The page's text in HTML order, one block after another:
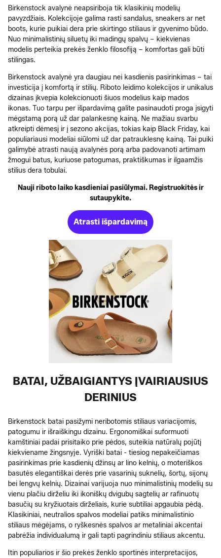
Birkenstock avalynė neapsiriboja tik klasikinių modelių
pavyzdžiais. Kolekcijoje galima rasti sandalus, sneakers ar net
boots, kurie puikiai dera prie skirtingo stiliaus ir gyvenimo būdo.
Nuo minimalistinių siluetų iki madingų spalvų – kiekvienas
modelis perteikia prekės ženklo filosofiją – komfortas gali būti
stilingas.
Birkenstock avalynė yra daugiau nei kasdienis pasirinkimas – tai
investicija į komfortą ir stilių. Riboto leidimo kolekcijos ir unikalus
dizainas įkvepia kolekcionuoti šiuos modelius kaip mados
ikonas. Tuo tarpu per išpardavimą galite pasinaudoti proga įsigyti
mėgstamą porą už dar palankesnę kainą. Ne mažiau svarbu
atkreipti dėmesį ir į sezono akcijas, tokias kaip Black Friday, kai
populiariausi modeliai siūlomi už dar patrauklesnę kainą. Tai puiki
galimybė atrasti naują avalynės porą arba padovanoti artimam
žmogui batus, kuriuose patogumas, praktiškumas ir ilgaamžis
stilius dera tobulai.
Nauji riboto laiko kasdieniai pasiūlymai. Registruokitės ir
sutaupykite.
Atrasti išpardavimą
BATAI, UŽBAIGIANTYS ĮVAIRIAUSIUS
DERINIUS
Birkenstock batai pasižymi neribotomis stiliaus variacijomis,
patogumu ir išraiškingu dizainu. Ergonomiškai suformuoti
kamštiniai padai prisitaiko prie pėdos, suteikia natūralų pojūtį
kiekviename žingsnyje. Vyriški batai - tiesiog nepakeičiamas
pasirinkimas prie kasdienių džinsų ar lino kelnių, o moteriškos
basutės elegantiškai derės prie vasarinių suknelių, šortų, sijonų
bei lengvų kelnių. Dizainai varijuoja nuo minimalistinių modelių su
vienu plačiu dirželiu iki ikoniškų dvigubų sagtelių ar rafinuotų
basučių su kryžiuotais dirželiais, kurie subtiliai apgaubia pėdą.
Klasikiniai, neutralios spalvos modeliai patiks minimalistinio
stiliaus mėgėjams, o ryškesnės spalvos ar metaliniai akcentai
pabrėžia individualumą ir gali tapti pagrindiniu stiliaus akcentu.
Itin populiarios ir šio prekės ženklo sportinės interpretacijos,